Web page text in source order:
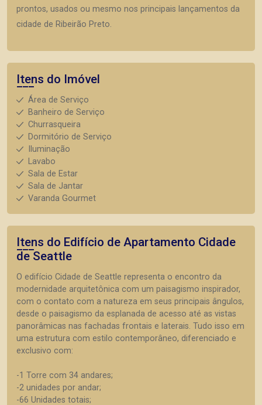
prontos, usados ou mesmo nos principais lançamentos da
cidade de Ribeirão Preto.
Itens do Imóvel
Área de Serviço
Banheiro de Serviço
Churrasqueira
Dormitório de Serviço
Iluminação
Lavabo
Sala de Estar
Sala de Jantar
Varanda Gourmet
Itens do Edifício de Apartamento Cidade
de Seattle
O edifício Cidade de Seattle representa o encontro da
modernidade arquitetônica com um paisagismo inspirador,
com o contato com a natureza em seus principais ângulos,
desde o paisagismo da esplanada de acesso até as vistas
panorâmicas nas fachadas frontais e laterais. Tudo isso em
uma estrutura com estilo contemporâneo, diferenciado e
exclusivo com:
-1 Torre com 34 andares;
-2 unidades por andar;
-66 Unidades totais;